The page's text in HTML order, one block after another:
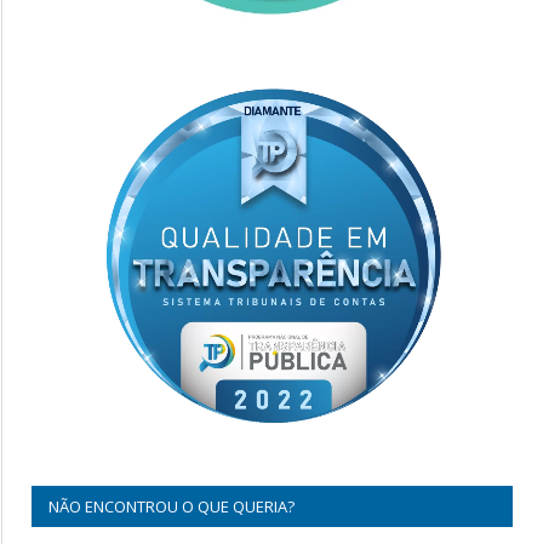
NÃO ENCONTROU O QUE QUERIA?